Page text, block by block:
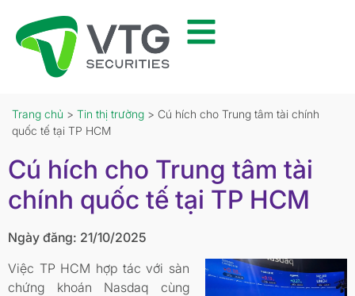
Trang chủ > Tin thị trường > Cú hích cho Trung tâm tài chính
quốc tế tại TP HCM
Cú hích cho Trung tâm tài
chính quốc tế tại TP HCM
Ngày đăng: 21/10/2025
Việc TP HCM hợp tác với sàn
chứng khoán Nasdaq cùng